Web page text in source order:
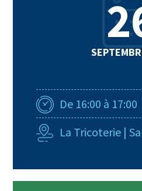
De 16:00 à 17:00
La Tricoterie |